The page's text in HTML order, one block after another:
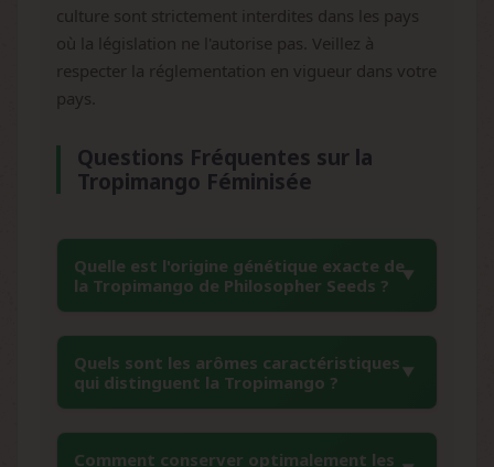
culture sont strictement interdites dans les pays
où la législation ne l'autorise pas. Veillez à
respecter la réglementation en vigueur dans votre
pays.
Questions Fréquentes sur la
Tropimango Féminisée
Quelle est l'origine génétique exacte de
la Tropimango de Philosopher Seeds ?
La Tropimango de Philosopher Seeds est issue
d'un rétrocroisement S1 de la légendaire
Somango de Soma Seeds. Cette technique de
elle-même pour stabiliser et intensifier ses
Quels sont les arômes caractéristiques
qui distinguent la Tropimango ?
La Tropimango se distingue par ses puissants
Comment conserver optimalement les